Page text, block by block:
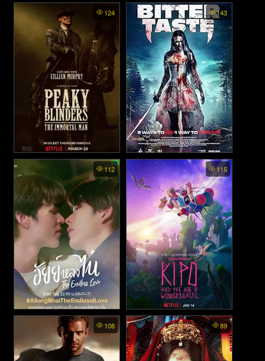
The Wedding Contract (2023) The Dresden Sun (2026)
124
Peaky Blinders The Immortal
Man - พีกี้ ไบลน์เดอร์ส ชายผู้
เป็นอมตะ (2026)
143
The Bitter Taste (2025)
112
Ai Long Nhai The Endless
Love - อัยย์หลงไน๋ (2023)
115
Kipo and the Age of
Wonderbeasts พากย์ไทย - คิ
โปกับยุคของวันเดอร์บีทส์
(2020)
108 89